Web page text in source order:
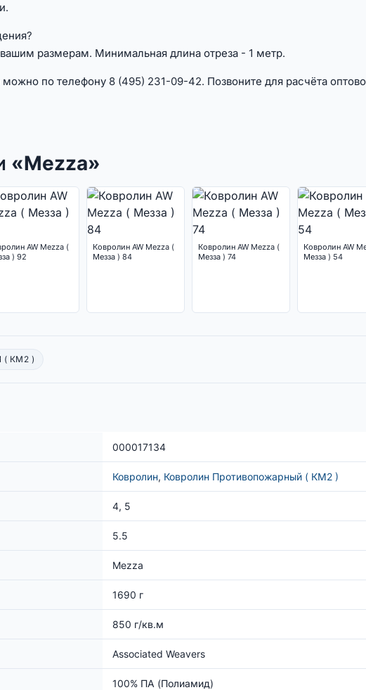
размерам. Минимальная длина отреза - 1 метр.
можно по телефону 8 (495) 231-09-42. Позвоните для расчёта
«Mezza»
AW Mezza (
) 92
Ковролин AW Mezza (
Мезза ) 84
Ковролин AW Mezza (
Мезза ) 74
Ковролин AW
Мезза ) 54
КМ2 )
000017134
Ковролин, Ковролин Противопожарный ( КМ2 )
4, 5
5.5
Mezza
1690 г
850 г/кв.м
Associated Weavers
100% ПА (Полиамид)